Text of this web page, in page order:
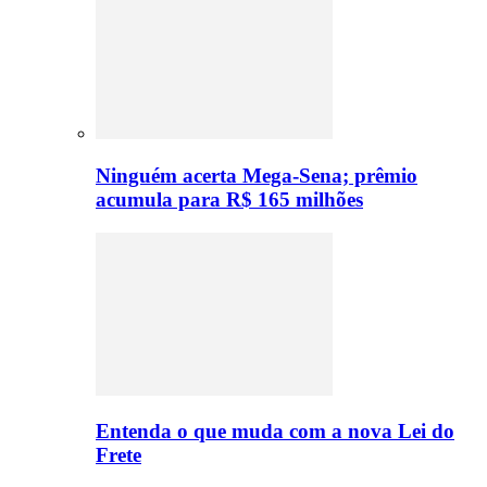
Ninguém acerta Mega-Sena; prêmio
acumula para R$ 165 milhões
Entenda o que muda com a nova Lei do
Frete